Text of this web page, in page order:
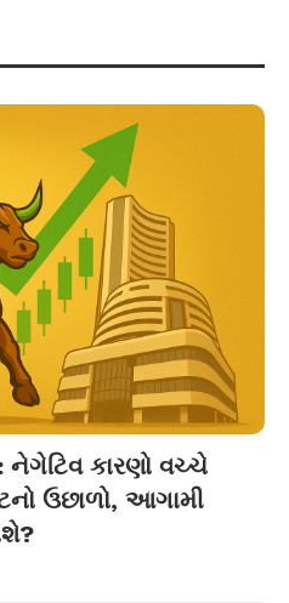
કારણો વચ્ચે
ઉછાળો, આગામી